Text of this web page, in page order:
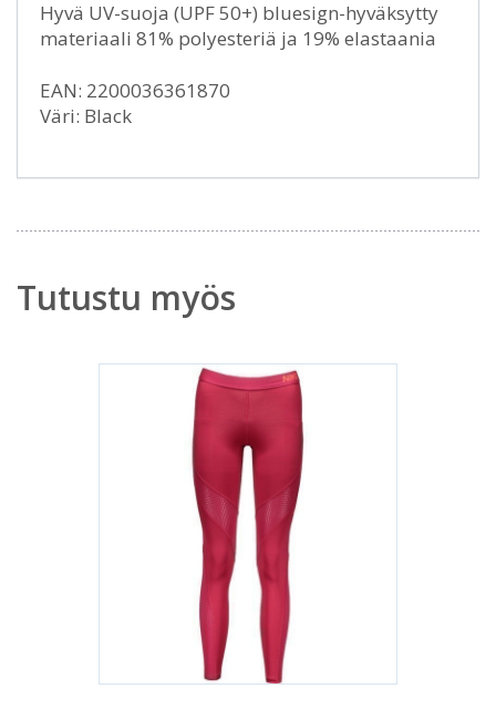
Hyvä UV-suoja (UPF 50+) bluesign-hyväksytty
materiaali 81% polyesteriä ja 19% elastaania
EAN: 2200036361870
Väri: Black
Tutustu myös